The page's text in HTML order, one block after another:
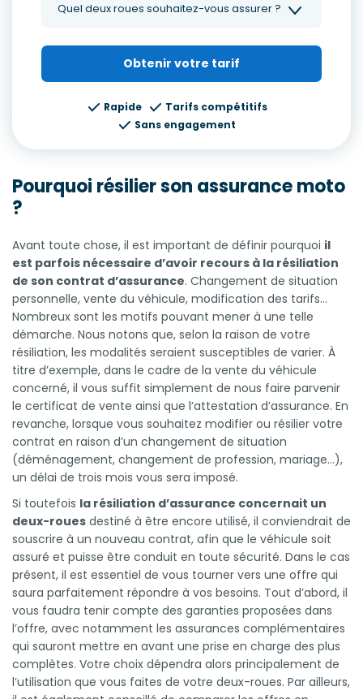
Quel deux roues souhaitez-vous assurer ?
Obtenir votre tarif
Rapide
Tarifs compétitifs
Sans engagement
Pourquoi résilier son assurance moto
?
Avant toute chose, il est important de définir pourquoi il
est parfois nécessaire d’avoir recours à la résiliation
de son contrat d’assurance. Changement de situation
personnelle, vente du véhicule, modification des tarifs…
Nombreux sont les motifs pouvant mener à une telle
démarche. Nous notons que, selon la raison de votre
résiliation, les modalités seraient susceptibles de varier. À
titre d’exemple, dans le cadre de la vente du véhicule
concerné, il vous suffit simplement de nous faire parvenir
le certificat de vente ainsi que l’attestation d’assurance. En
revanche, lorsque vous souhaitez modifier ou résilier votre
contrat en raison d’un changement de situation
(déménagement, changement de profession, mariage…),
un délai de trois mois vous sera imposé.
Si toutefois la résiliation d’assurance concernait un
deux-roues destiné à être encore utilisé, il conviendrait de
souscrire à un nouveau contrat, afin que le véhicule soit
assuré et puisse être conduit en toute sécurité. Dans le cas
présent, il est essentiel de vous tourner vers une offre qui
saura parfaitement répondre à vos besoins. Tout d’abord, il
vous faudra tenir compte des garanties proposées dans
l’offre, avec notamment les assurances complémentaires
qui sauront mettre en avant une prise en charge des plus
complètes. Votre choix dépendra alors principalement de
l’utilisation que vous faites de votre deux-roues. Par ailleurs,